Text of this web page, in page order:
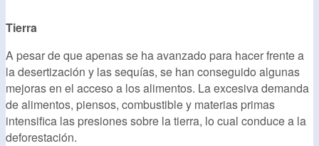
Tierra
A pesar de que apenas se ha avanzado para hacer frente a
la desertización y las sequías, se han conseguido algunas
mejoras en el acceso a los alimentos. La excesiva demanda
de alimentos, piensos, combustible y materias primas
intensifica las presiones sobre la tierra, lo cual conduce a la
deforestación.